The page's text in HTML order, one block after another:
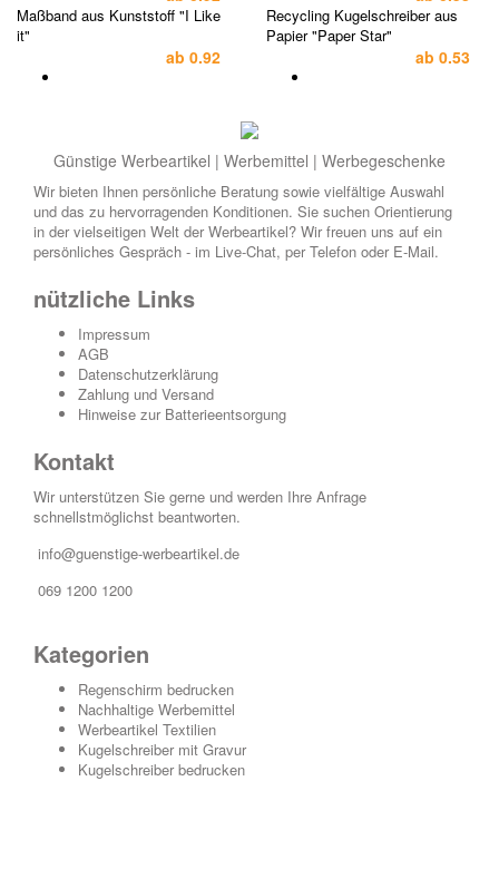
Maßband aus Kunststoff "I Like
it"
ab 0.92
Recycling Kugelschreiber aus
Papier "Paper Star"
ab 0.53
Günstige Werbeartikel | Werbemittel | Werbegeschenke
Wir bieten Ihnen persönliche Beratung sowie vielfältige Auswahl
und das zu hervorragenden Konditionen. Sie suchen Orientierung
in der vielseitigen Welt der Werbeartikel? Wir freuen uns auf ein
persönliches Gespräch - im Live-Chat, per Telefon oder E-Mail.
nützliche Links
Impressum
AGB
Datenschutzerklärung
Zahlung und Versand
Hinweise zur Batterieentsorgung
Kontakt
Wir unterstützen Sie gerne und werden Ihre Anfrage
schnellstmöglichst beantworten.
info@guenstige-werbeartikel.de
069 1200 1200
Kategorien
Regenschirm bedrucken
Nachhaltige Werbemittel
Werbeartikel Textilien
Kugelschreiber mit Gravur
Kugelschreiber bedrucken